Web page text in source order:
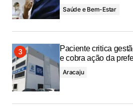
Saúde e Bem-Estar
Paciente critica
e cobra ação da
Aracaju